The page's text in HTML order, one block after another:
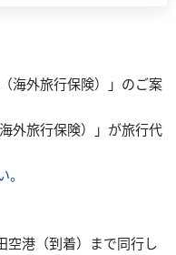
海外旅行保険）」のご案
外旅行保険）」が旅行代
港（到着）まで同行し